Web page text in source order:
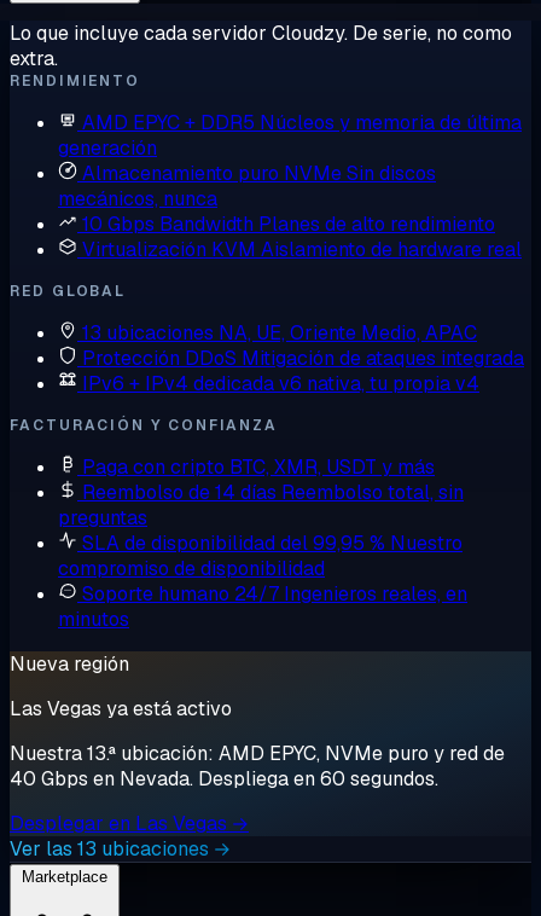
Lo que incluye cada servidor Cloudzy. De serie, no como
extra.
RENDIMIENTO
AMD EPYC + DDR5 Núcleos y memoria de última
generación
Almacenamiento puro NVMeSin discos
mecánicos, nunca
10 Gbps Bandwidth Planes de alto rendimiento
Virtualización KVM Aislamiento de hardware real
RED GLOBAL
13 ubicaciones NA, UE, Oriente Medio, APAC
Protección DDoS Mitigación de ataques integrada
IPv6 + IPv4 dedicadav6 nativa, tu propia v4
FACTURACIÓN Y CONFIANZA
Paga con cripto BTC, XMR, USDT y más
Reembolso de 14 días Reembolso total, sin
preguntas
SLA de disponibilidad del 99,95 % Nuestro
compromiso de disponibilidad
Soporte humano 24/7 Ingenieros reales, en
minutos
Nueva región
Las Vegas ya está activo
Nuestra 13.ª ubicación: AMD EPYC, NVMe puro y red de
40 Gbps en Nevada. Despliega en 60 segundos.
Desplegar en Las Vegas →
Ver las 13 ubicaciones →